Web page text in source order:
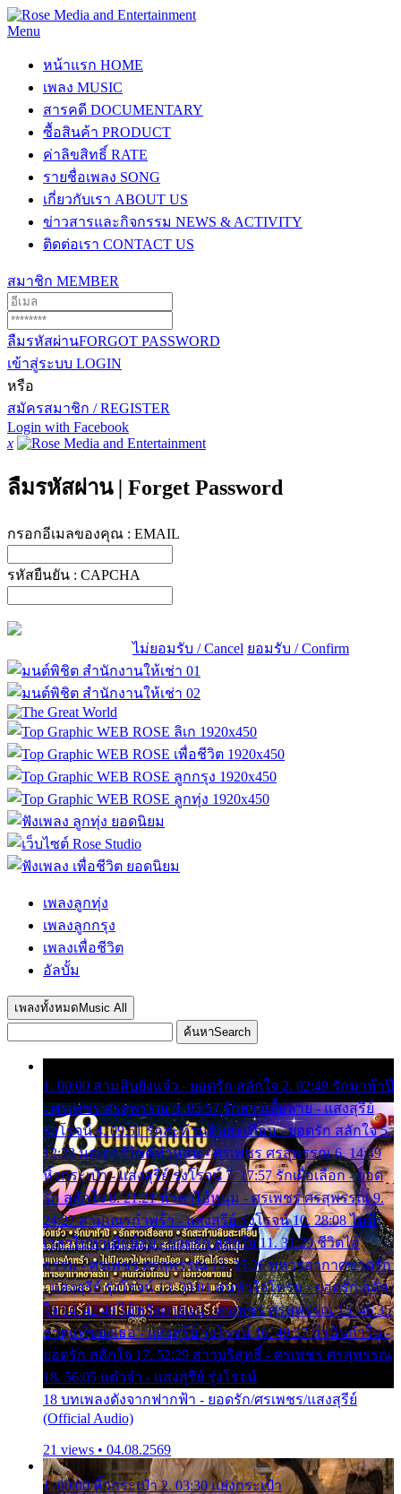
Menu
หน้าแรก HOME
เพลง MUSIC
สารคดี DOCUMENTARY
ซื้อสินค้า PRODUCT
ค่าลิขสิทธิ์ RATE
รายชื่อเพลง SONG
เกี่ยวกับเรา ABOUT US
ข่าวสารและกิจกรรม NEWS & ACTIVITY
ติดต่อเรา CONTACT US
สมาชิก MEMBER
ลืมรหัสผ่านFORGOT PASSWORD
เข้าสู่ระบบ LOGIN
หรือ
สมัครสมาชิก / REGISTER
Login with Facebook
x
ลืมรหัสผ่าน | Forget Password
กรอกอีเมลของคุณ : EMAIL
รหัสยืนยัน : CAPCHA
ไม่ยอมรับ / Cancel ยอมรับ / Confirm
เพลงลูกทุ่ง
เพลงลูกกรุง
เพลงเพื่อชีวิต
อัลบั้ม
เพลงทั้งหมด Music All
ค้นหาSearch
1. 00:00 สามสิบยังแจ๋ว - ยอดรัก สลักใจ 2. 02:49 รักมาห้าปี
- ศรเพชร ศรสุพรรณ 3. 05:57 รักสาวเสื้อลาย - แสงสุรีย์
รุ่งโรจน์ 4. 09:51 รักสะท้านดินสะเทือน - ยอดรัก สลักใจ 5.
12:23 มอเตอร์ไซค์ทำหล่น - ศรเพชร ศรสุพรรณ 6. 14:49
หิ้วกระเป๋า - แสงสุรีย์ รุ่งโรจน์ 7. 17:57 รักเผื่อเลือก - ยอด
รัก สลักใจ 8. 21:21 น้ำตาไอ้หนุ่ม - ศรเพชร ศรสุพรรณ 9.
24:27 สามเณรกำพร้า - แสงสุรีย์ รุ่งโรจน์ 10. 28:08 ไม่มี
เวลาไปหาเมียน้อย - ยอดรัก สลักใจ 11. 31:29 ชีวิตไอ้
ธรรม - ศรเพชร ศรสุพรรณ 12. 35:26 ทหารอากาศขาดรัก
- แสงสุรีย์ รุ่งโรจน์ 13. 39:01 คนหัวใจโทรม - ยอดรัก สลัก
ใจ 14. 42:49 ไอ้หวังตายแน่ - ศรเพชร ศรสุพรรณ 15. 46:35
ธาตุแท้ของเธอ - แสงสุรีย์ รุ่งโรจน์ 16. 49:57 กำนันกำใน -
ยอดรัก สลักใจ 17. 52:29 สาวบริสุทธิ์ - ศรเพชร ศรสุพรรณ
18. 56:05 แต๋วจ๋า - แสงสุรีย์ รุ่งโรจน์
18 บทเพลงดังจากฟากฟ้า - ยอดรัก/ศรเพชร/แสงสุรีย์
(Official Audio)
21 views • 04.08.2569
1. 00:00 หิ้วกระเป๋า 2. 03:30 แย่งกระเป๋า